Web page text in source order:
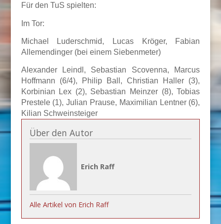
Für den TuS spielten:
Im Tor:
Michael Luderschmid, Lucas Kröger, Fabian
Allemendinger (bei einem Siebenmeter)
Alexander Leindl, Sebastian Scovenna, Marcus
Hoffmann (6/4), Philip Ball, Christian Haller (3),
Korbinian Lex (2), Sebastian Meinzer (8), Tobias
Prestele (1), Julian Prause, Maximilian Lentner (6),
Kilian Schweinsteiger
Über den Autor
Erich Raff
Alle Artikel von Erich Raff